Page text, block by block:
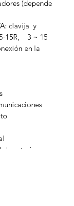
(depende
clavija y
15R, 3 ~ 15
en la